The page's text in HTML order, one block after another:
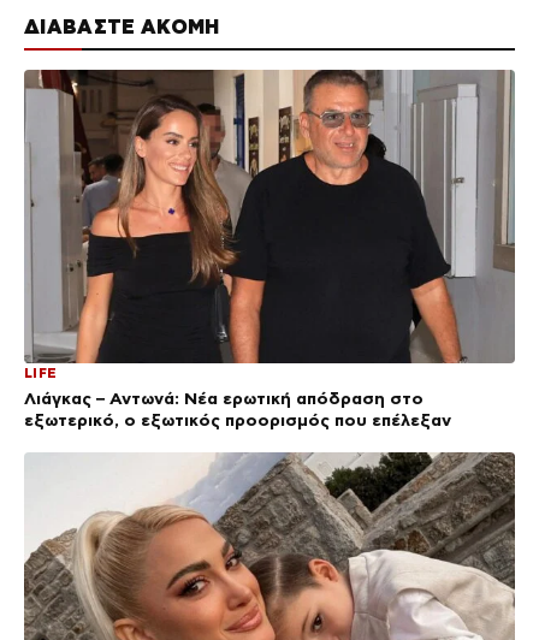
ΔΙΑΒΑΣΤΕ ΑΚΟΜΗ
LIFE
Λιάγκας – Αντωνά: Νέα ερωτική απόδραση στο
εξωτερικό, ο εξωτικός προορισμός που επέλεξαν